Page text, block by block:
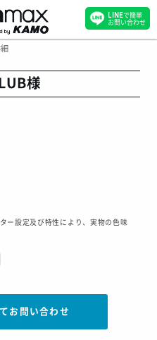
様
ー設定及び特性により、実物の色味
お問い合わせ
LINEで簡単
お問い合わせ